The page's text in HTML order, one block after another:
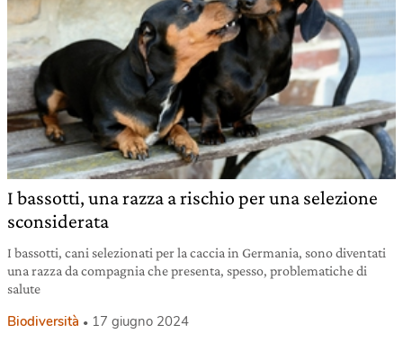
I bassotti, una razza a rischio per una selezione
sconsiderata
I bassotti, cani selezionati per la caccia in Germania, sono diventati
una razza da compagnia che presenta, spesso, problematiche di
salute
Biodiversità 17 giugno 2024